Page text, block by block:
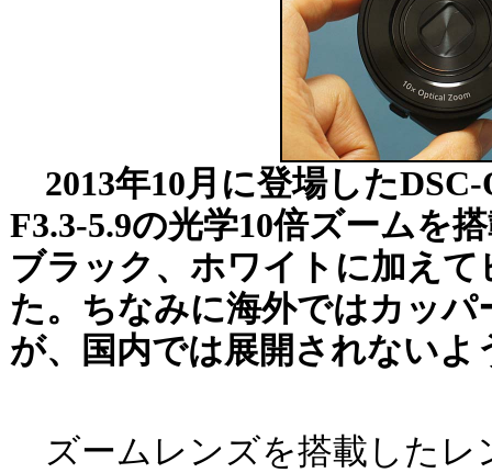
2013年10月に登場したDSC-
F3.3-5.9の光学10倍ズームを
ブラック、ホワイトに加え
た。ちなみに海外ではカッ
が、国内では展開されないよ
ズームレンズを搭載したレ